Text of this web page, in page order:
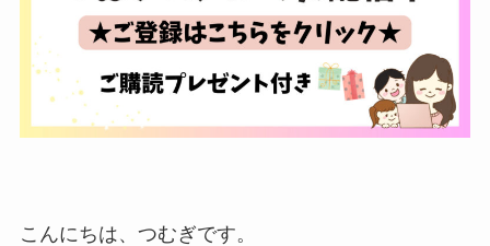
こんにちは、つむぎです。